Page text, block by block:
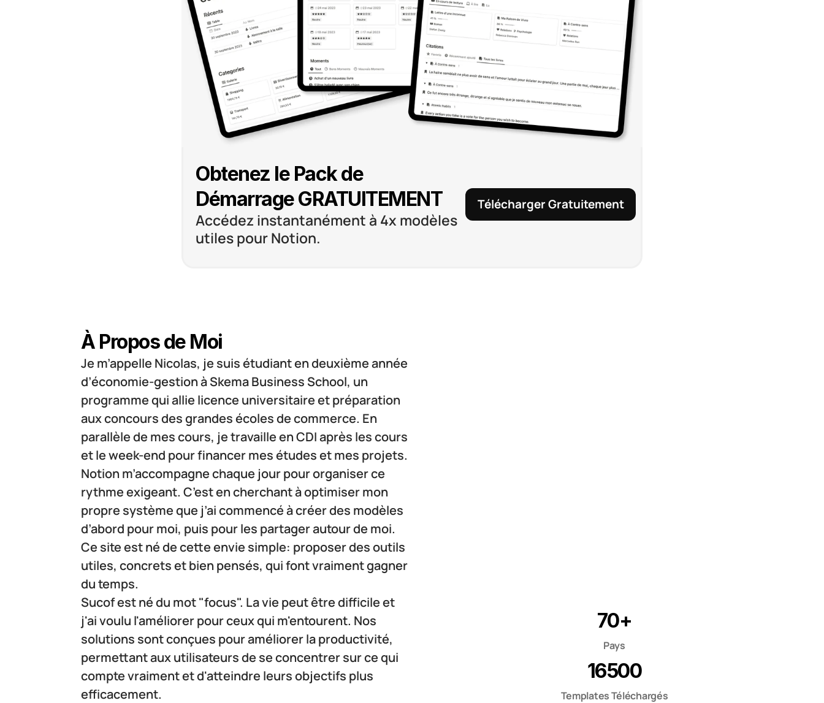
Obtenez le Pack de
Démarrage GRATUITEMENT
Accédez instantanément à 4x modèles
utiles pour Notion.
Télécharger Gratuitement
À Propos de Moi
Je m’appelle Nicolas, je suis étudiant en deuxième année
d’économie-gestion à Skema Business School, un
programme qui allie licence universitaire et préparation
aux concours des grandes écoles de commerce. En
parallèle de mes cours, je travaille en CDI après les cours
et le week-end pour financer mes études et mes projets.
Notion m’accompagne chaque jour pour organiser ce
rythme exigeant. C’est en cherchant à optimiser mon
propre système que j’ai commencé à créer des modèles
d’abord pour moi, puis pour les partager autour de moi.
Ce site est né de cette envie simple: proposer des outils
utiles, concrets et bien pensés, qui font vraiment gagner
du temps.
Sucof est né du mot "focus". La vie peut être difficile et
j'ai voulu l'améliorer pour ceux qui m'entourent. Nos
solutions sont conçues pour améliorer la productivité,
permettant aux utilisateurs de se concentrer sur ce qui
compte vraiment et d'atteindre leurs objectifs plus
efficacement.
70+
Pays
16500
Templates Téléchargés